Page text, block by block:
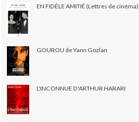
EN FIDÈLE AMITIÉ (Lettres de
GOUROU de Yann Gozlan
L'INCONNUE D'ARTHUR HARARI